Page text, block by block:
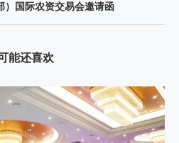
）国际农资交易会邀请函
能还喜欢